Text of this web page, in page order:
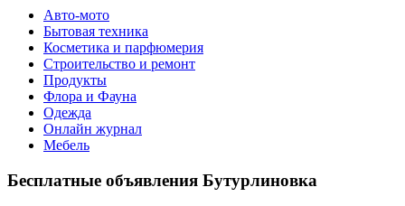
Авто-мото
Бытовая техника
Косметика и парфюмерия
Строительство и ремонт
Продукты
Флора и Фауна
Одежда
Онлайн журнал
Мебель
Бесплатные объявления Бутурлиновка